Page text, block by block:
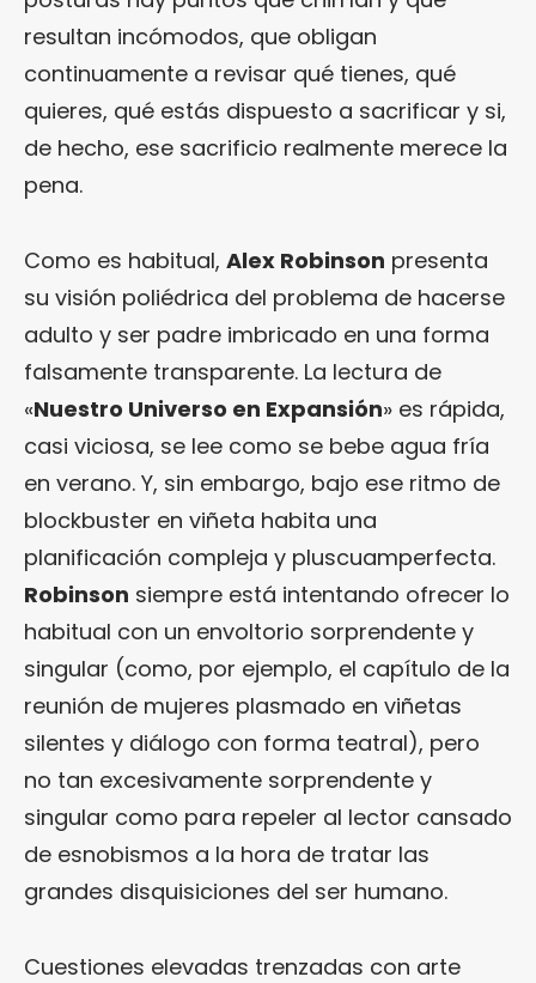
resultan incómodos, que obligan
continuamente a revisar qué tienes, qué
quieres, qué estás dispuesto a sacrificar y si,
de hecho, ese sacrificio realmente merece la
pena.
Como es habitual, Alex Robinson presenta
su visión poliédrica del problema de hacerse
adulto y ser padre imbricado en una forma
falsamente transparente. La lectura de
«Nuestro Universo en Expansión» es rápida,
casi viciosa, se lee como se bebe agua fría
en verano. Y, sin embargo, bajo ese ritmo de
blockbuster en viñeta habita una
planificación compleja y pluscuamperfecta.
Robinson siempre está intentando ofrecer lo
habitual con un envoltorio sorprendente y
singular (como, por ejemplo, el capítulo de la
reunión de mujeres plasmado en viñetas
silentes y diálogo con forma teatral), pero
no tan excesivamente sorprendente y
singular como para repeler al lector cansado
de esnobismos a la hora de tratar las
grandes disquisiciones del ser humano.
Cuestiones elevadas trenzadas con arte